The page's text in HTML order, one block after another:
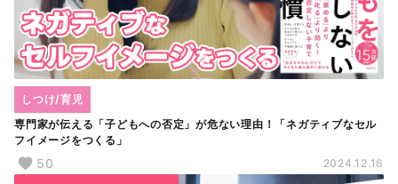
専門家が伝える「子どもへの否定」が危ない理由！「ネガティブなセル
フイメージをつくる」
しつけ/育児
50 2024.12.16